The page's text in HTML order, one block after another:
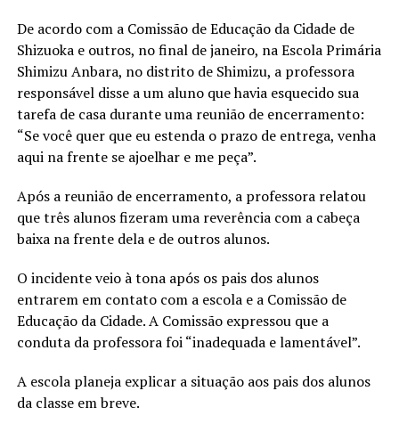
De acordo com a Comissão de Educação da Cidade de
Shizuoka e outros, no final de janeiro, na Escola Primária
Shimizu Anbara, no distrito de Shimizu, a professora
responsável disse a um aluno que havia esquecido sua
tarefa de casa durante uma reunião de encerramento:
“Se você quer que eu estenda o prazo de entrega, venha
aqui na frente se ajoelhar e me peça”.
Após a reunião de encerramento, a professora relatou
que três alunos fizeram uma reverência com a cabeça
baixa na frente dela e de outros alunos.
O incidente veio à tona após os pais dos alunos
entrarem em contato com a escola e a Comissão de
Educação da Cidade. A Comissão expressou que a
conduta da professora foi “inadequada e lamentável”.
A escola planeja explicar a situação aos pais dos alunos
da classe em breve.